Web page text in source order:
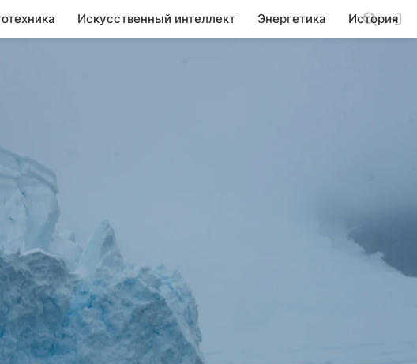
Искусственный интеллект Энергетика История